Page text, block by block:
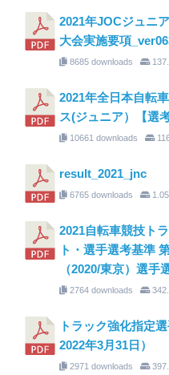
2021年JOCジュニ
大会実施要項
8685 downloads
2021年全日本自転
ス(ジュニア）【選
10661 downloads
result_2021_jnc
6765 downloads
2021自転車競技ト
ト・選手選考基準
（2020/東京）選手
2764 downloads
トラック強化指定
2022年3月31日）
2971 downloads